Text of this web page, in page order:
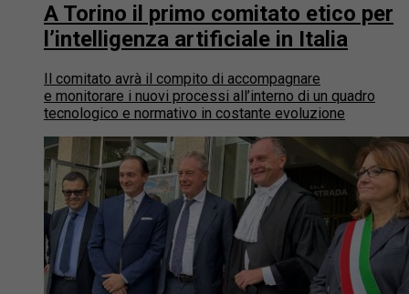
A Torino il primo comitato etico per
l’intelligenza artificiale in Italia
Il comitato avrà il compito di accompagnare
e monitorare i nuovi processi all’interno di un quadro
tecnologico e normativo in costante evoluzione